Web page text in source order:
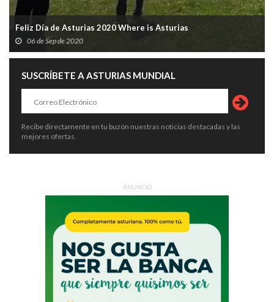
Feliz Día de Asturias 2020 Where is Asturias
06 de Sep de 2020
SUSCRÍBETE A ASTURIAS MUNDIAL
Recibe directamente en tu buzón nuestras noticias destacadas y las
mejores ofertas.
ANUNCIO